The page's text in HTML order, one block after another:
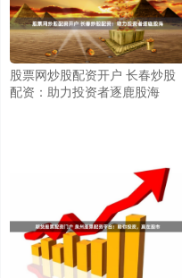
股票网炒股配资开户 长春炒股
配资：助力投资者逐鹿股海